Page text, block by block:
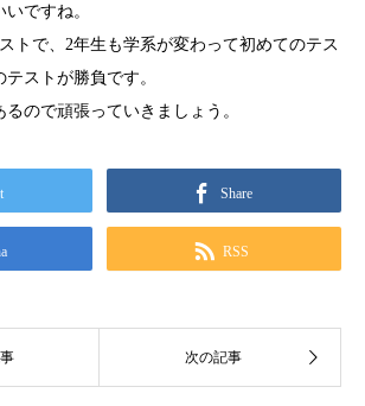
ですね。
トで、2年生も学系が変わって初めてのテス
テストが勝負です。
ので頑張っていきましょう。
Share
RSS